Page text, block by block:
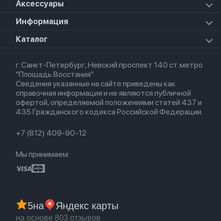
iPad Mini 7 (2024)
iPad Pro 11 M5 (2025)
Apple Watch Ultra
Apple Watch Series 8
Apple Watch SE 2022
Mac Studio
Airpods Pro 3
Airpods Pro
Airpods 3
Airpods (1-е)
EarPods
Apple Vision Pro
Apple TV
HomePod 2
Аксессуары
Для iPhone
Для Macbook
Информация
О магазине
Политика конфиденциальности
Оплата и доставка
Партнерская программа
Гарантия
Обмен и возврат
Бонусы
Каталог
Новые поступления
Популярное
Акции
г. Санкт-Петербург, Невский проспект 140 ст. метро
"Площадь Восстания"
Сведения указанные на сайте приведены как
справочная информация и не являются публичной
офертой, определяемой положениями статей 437 и
435 Гражданского кодекса Российской Федерации.
+7 (812) 409-90-12
Мы принимаем:
5на Яндекс карты
на основе 803 отзывов